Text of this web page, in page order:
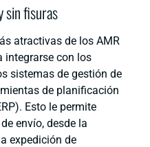
sin fisuras
atractivas de los AMR
integrarse con los
sistemas de gestión de
de planificación
Esto le permite
envío, desde la
expedición de